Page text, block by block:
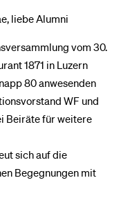
liebe Alumni
vom 30.
1871 in Luzern
80 anwesenden
WF und
Beiräte für weitere
sich auf die
Begegnungen mit